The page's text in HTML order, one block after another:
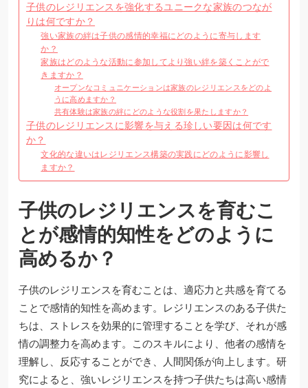
子供のレジリエンスを強化するユニークな家族のつなが
りは何ですか？
強い家族の絆は子供の感情的幸福にどのように寄与します
か？
家族はどのような活動に参加してより強い絆を築くことがで
きますか？
オープンなコミュニケーションは家族のレジリエンスをどのよ
うに高めますか？
共有体験は家族の絆にどのような役割を果たしますか？
子供のレジリエンスに影響を与える珍しい要因は何です
か？
文化的な違いはレジリエンス構築の実践にどのように影響し
ますか？
子供のレジリエンスを育むこ
とが感情的知性をどのように
高めるか？
子供のレジリエンスを育むことは、適応力と共感を育てる
ことで感情的知性を高めます。レジリエンスのある子供た
ちは、ストレスを効果的に管理することを学び、それが感
情の調整力を高めます。このスキルにより、他者の感情を
理解し、反応することができ、人間関係が向上します。研
究によると、強いレジリエンスを持つ子供たちは高い感情